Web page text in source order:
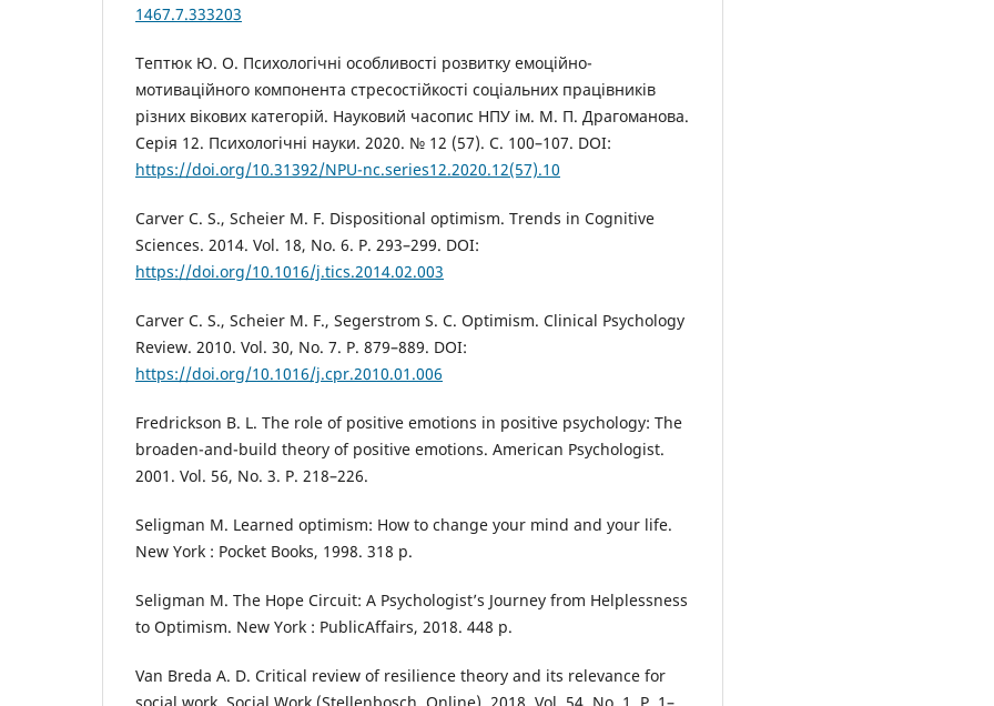
1467.7.333203
Тептюк Ю. О. Психологічні особливості розвитку емоційно-
мотиваційного компонента стресостійкості соціальних працівників
різних вікових категорій. Науковий часопис НПУ ім. М. П. Драгоманова.
Серія 12. Психологічні науки. 2020. № 12 (57). С. 100–107. DOI:
https://doi.org/10.31392/NPU-nc.series12.2020.12(57).10
Carver C. S., Scheier M. F. Dispositional optimism. Trends in Cognitive
Sciences. 2014. Vol. 18, No. 6. P. 293–299. DOI:
https://doi.org/10.1016/j.tics.2014.02.003
Carver C. S., Scheier M. F., Segerstrom S. C. Optimism. Clinical Psychology
Review. 2010. Vol. 30, No. 7. P. 879–889. DOI:
https://doi.org/10.1016/j.cpr.2010.01.006
Fredrickson B. L. The role of positive emotions in positive psychology: The
broaden-and-build theory of positive emotions. American Psychologist.
2001. Vol. 56, No. 3. P. 218–226.
Seligman M. Learned optimism: How to change your mind and your life.
New York : Pocket Books, 1998. 318 p.
Seligman M. The Hope Circuit: A Psychologist’s Journey from Helplessness
to Optimism. New York : PublicAffairs, 2018. 448 p.
Van Breda A. D. Critical review of resilience theory and its relevance for